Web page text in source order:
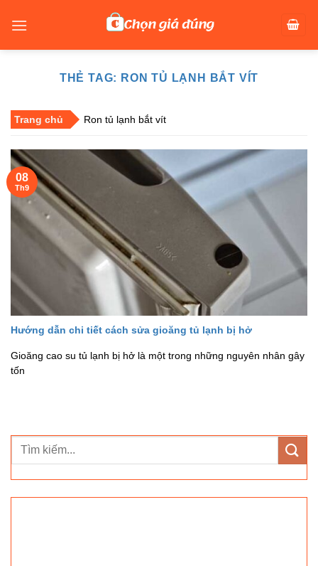
THẺ TAG: RON TỦ LẠNH BẮT VÍT
Trang chủ Ron tủ lạnh bắt vít
Hướng dẫn chi tiết cách sửa gioăng tủ lạnh bị hở
Gioăng cao su tủ lạnh bị hở là một trong những nguyên nhân gây
tốn
08
Th9